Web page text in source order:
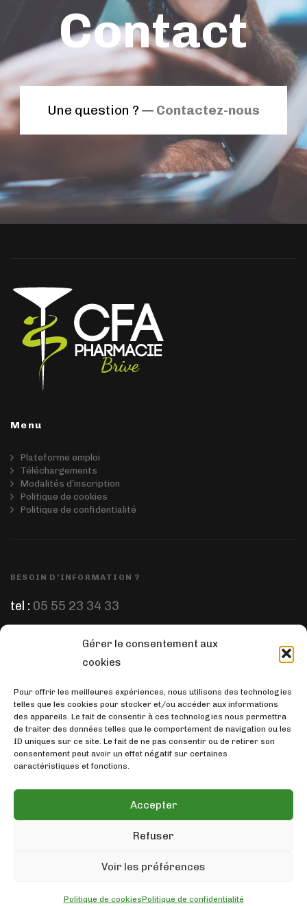
Gérer le consentement aux
cookies
Pour offrir les meilleures expériences, nous utilisons des technologies
telles que les cookies pour stocker et/ou accéder aux informations
des appareils. Le fait de consentir à ces technologies nous permettra
de traiter des données telles que le comportement de navigation ou les
ID uniques sur ce site. Le fait de ne pas consentir ou de retirer son
consentement peut avoir un effet négatif sur certaines
caractéristiques et fonctions.
Accepter
Refuser
Voir les préférences
Politique de cookiesPolitique de confidentialité
Contact
Une question ? — Contactez-nous
Menu
Plateforme emploi
Téléchargements
Modalités d’inscription
Politique de cookies
Politique de confidentialité
BESOIN D'INFORMATION ?
tel : 05 55 23 34 33
ÉCRIVEZ-NOUS
SUIVEZ-NOUS